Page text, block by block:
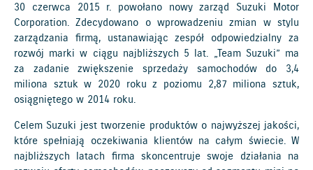
30 czerwca 2015 r. powołano nowy zarząd Suzuki Motor
Corporation. Zdecydowano o wprowadzeniu zmian w stylu
zarządzania firmą, ustanawiając zespół odpowiedzialny za
rozwój marki w ciągu najbliższych 5 lat. „Team Suzuki” ma
za zadanie zwiększenie sprzedaży samochodów do 3,4
miliona sztuk w 2020 roku z poziomu 2,87 miliona sztuk,
osiągniętego w 2014 roku.
Celem Suzuki jest tworzenie produktów o najwyższej jakości,
które spełniają oczekiwania klientów na całym świecie. W
najbliższych latach firma skoncentruje swoje działania na